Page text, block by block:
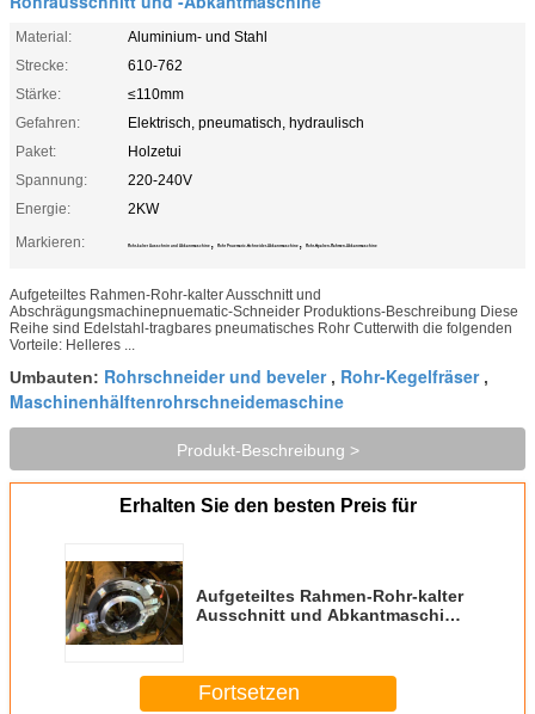
Material:
Aluminium- und Stahl
Strecke:
610-762
Stärke:
≤110mm
Gefahren:
Elektrisch, pneumatisch, hydraulisch
Paket:
Holzetui
Spannung:
220-240V
Energie:
2KW
Markieren:
Rohr-kalter Ausschnitt und Abkantmaschine , Rohr Pnuematic-Schneider-Abkantmaschine , Rohr-Spalten-Rahmen-Abkantmaschine
Aufgeteiltes Rahmen-Rohr-kalter Ausschnitt und
Abschrägungsmachinepnuematic-Schneider Produktions-Beschreibung Diese
Reihe sind Edelstahl-tragbares pneumatisches Rohr Cutterwith die folgenden
Vorteile: Helleres ...
Umbauten: Rohrschneider und beveler, Rohr-Kegelfräser,
Maschinenhälftenrohrschneidemaschine
Produkt-Beschreibung >
Erhalten Sie den besten Preis für
Aufgeteiltes Rahmen-Rohr-kalter
Ausschnitt und Abkantmaschine
Fortsetzen